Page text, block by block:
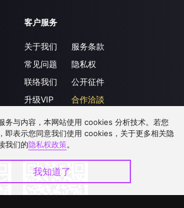
客户服务
关于我们
常见问题
联络我们
升级VIP
服务条款
隐私权
公开征件
合作洽談
务与内容，本网站使用 cookies 分析技术。若您
即表示您同意我们使用 cookies，关于更多相关隐
我们的隐私权政策。
我知道了